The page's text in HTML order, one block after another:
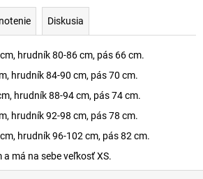
Diskusia
hrudník 80-86 cm, pás 66 cm.
hrudník 84-90 cm, pás 70 cm.
hrudník 88-94 cm, pás 74 cm.
hrudník 92-98 cm, pás 78 cm.
hrudník 96-102 cm, pás 82 cm.
má na sebe veľkosť XS.